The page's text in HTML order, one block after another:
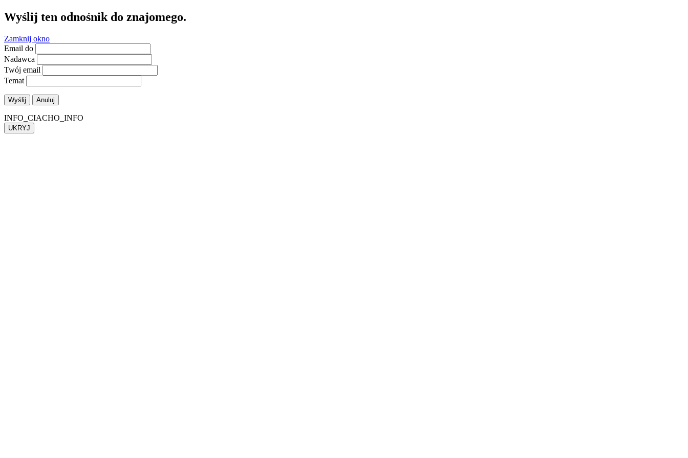
Wyślij ten odnośnik do znajomego.
Zamknij okno
Email do
Nadawca
Twój email
Temat
Wyślij Anuluj
INFO_CIACHO_INFO